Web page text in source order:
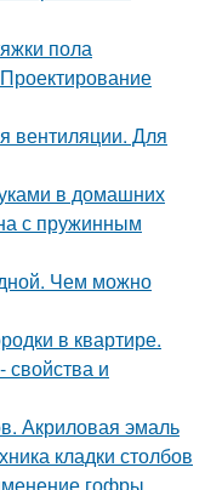
пола
вентиляции. Для
в домашних
с пружинным
Чем можно
в квартире.
свойства и
Акриловая эмаль
кладки столбов
гофры